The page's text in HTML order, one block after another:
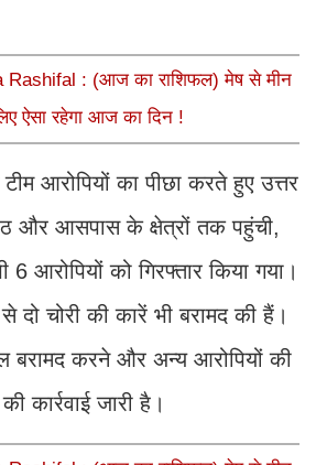
Rashifal : (आज का राशिफल) मेष से मीन
ऐसा रहेगा आज का दिन !
आरोपियों का पीछा करते हुए उत्तर
और आसपास के क्षेत्रों तक पहुंची,
6 आरोपियों को गिरफ्तार किया गया।
चोरी की कारें भी बरामद की हैं।
बरामद करने और अन्य आरोपियों की
कार्रवाई जारी है।